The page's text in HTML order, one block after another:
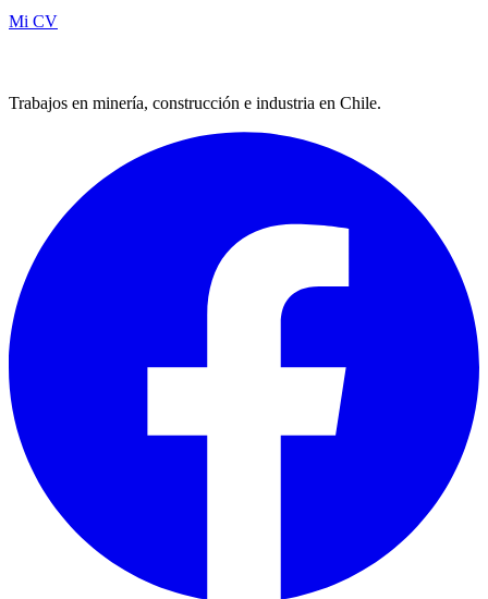
Mi CV
Trabajos en minería, construcción e industria en Chile.